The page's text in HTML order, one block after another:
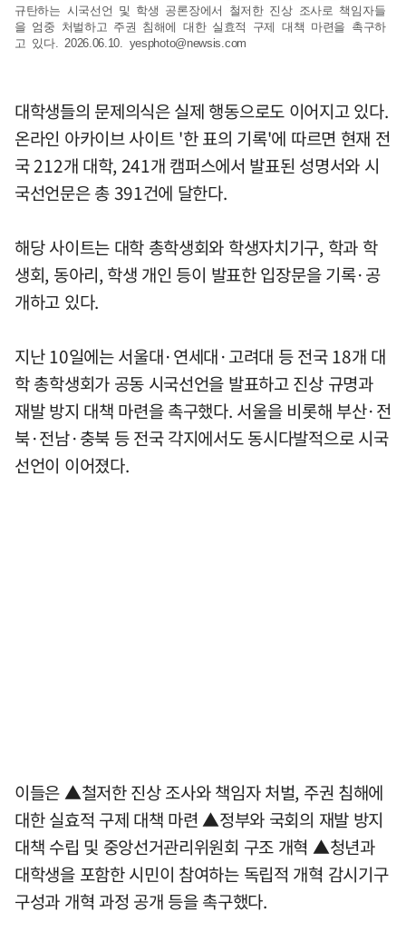
규탄하는 시국선언 및 학생 공론장에서 철저한 진상 조사로 책임자들
을 엄중 처벌하고 주권 침해에 대한 실효적 구제 대책 마련을 촉구하
고 있다. 2026.06.10. yesphoto@newsis.com
대학생들의 문제의식은 실제 행동으로도 이어지고 있다.
온라인 아카이브 사이트 '한 표의 기록'에 따르면 현재 전
국 212개 대학, 241개 캠퍼스에서 발표된 성명서와 시
국선언문은 총 391건에 달한다.
해당 사이트는 대학 총학생회와 학생자치기구, 학과 학
생회, 동아리, 학생 개인 등이 발표한 입장문을 기록·공
개하고 있다.
지난 10일에는 서울대·연세대·고려대 등 전국 18개 대
학 총학생회가 공동 시국선언을 발표하고 진상 규명과
재발 방지 대책 마련을 촉구했다. 서울을 비롯해 부산·전
북·전남·충북 등 전국 각지에서도 동시다발적으로 시국
선언이 이어졌다.
이들은 ▲철저한 진상 조사와 책임자 처벌, 주권 침해에
대한 실효적 구제 대책 마련 ▲정부와 국회의 재발 방지
대책 수립 및 중앙선거관리위원회 구조 개혁 ▲청년과
대학생을 포함한 시민이 참여하는 독립적 개혁 감시기구
구성과 개혁 과정 공개 등을 촉구했다.